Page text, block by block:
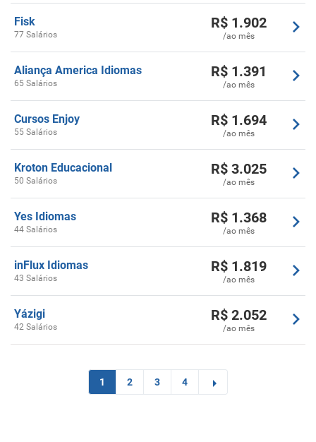
Fisk
77 Salários
R$ 1.902
/ao mês
Aliança America Idiomas
65 Salários
R$ 1.391
/ao mês
Cursos Enjoy
55 Salários
R$ 1.694
/ao mês
Kroton Educacional
50 Salários
R$ 3.025
/ao mês
Yes Idiomas
44 Salários
R$ 1.368
/ao mês
inFlux Idiomas
43 Salários
R$ 1.819
/ao mês
Yázigi
42 Salários
R$ 2.052
/ao mês
1 2 3 4